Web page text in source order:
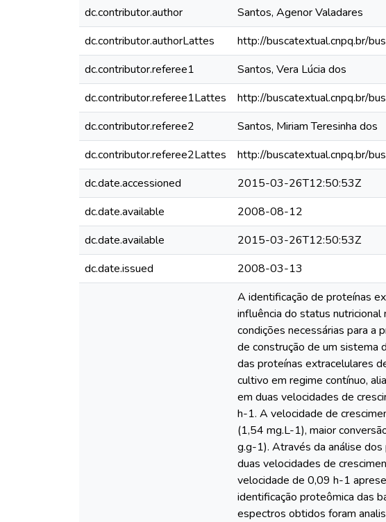
dc.contributor.author
Santos, Agenor Valadares
dc.contributor.authorLattes
http://buscatextual.cnpq.br/
dc.contributor.referee1
Santos, Vera Lúcia dos
dc.contributor.referee1Lattes
http://buscatextual.cnpq.br/
dc.contributor.referee2
Santos, Miriam Teresinha dos
dc.contributor.referee2Lattes
http://buscatextual.cnpq.br/
dc.date.accessioned
2015-03-26T12:50:53Z
dc.date.available
2008-08-12
dc.date.available
2015-03-26T12:50:53Z
dc.date.issued
2008-03-13
A identificação de proteínas
influência do status nutricional
condições necessárias para a
de construção de um sistema
das proteínas extracelulares
cultivo em regime contínuo,
em duas velocidades de
h-1. A velocidade de
(1,54 mg.L-1), maior
g.g-1). Através da análise
duas velocidades de
velocidade de 0,09 h-1
identificação proteômica das
espectros obtidos foram